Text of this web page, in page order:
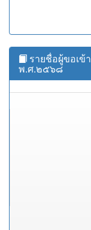
รายชื่อผู้ขอเข้
พ.ศ.๒๕๖๘